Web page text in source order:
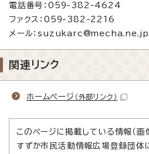
電話番号：059-382-4624
ファクス：059-382-2216
メール：suzukarc@mecha.ne.jp
関連リンク
ホームページ （外部リンク）
このページに掲載している情報（画
すずか市民活動情報広場登録団体